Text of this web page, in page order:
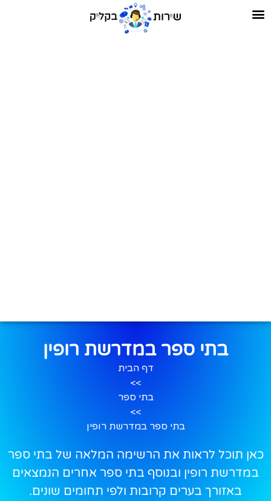
בתי ספר במדרשת רופין
דף הבית
>>
בתי ספר
>>
בתי ספר במדרשת רופין
כאן תוכל לראות את הרשימה המלאה של בתי ספר
במדרשת רופין ובנוסף בתי ספר אחרים הנמצאים
באזורך בערים קרובות ולפי תחומים שונים.